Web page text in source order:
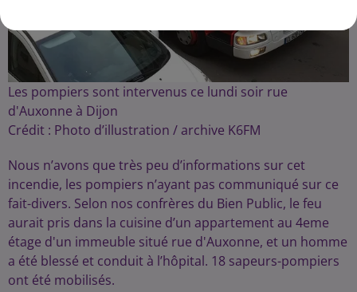
Les pompiers sont intervenus ce lundi soir rue
d'Auxonne à Dijon
Crédit : Photo d’illustration / archive K6FM
Nous n’avons que très peu d’informations sur cet
incendie, les pompiers n’ayant pas communiqué sur ce
fait-divers. Selon nos confrères du Bien Public, le feu
aurait pris dans la cuisine d’un appartement au 4eme
étage d'un immeuble situé rue d'Auxonne, et un homme
a été blessé et conduit à l’hôpital. 18 sapeurs-pompiers
ont été mobilisés.